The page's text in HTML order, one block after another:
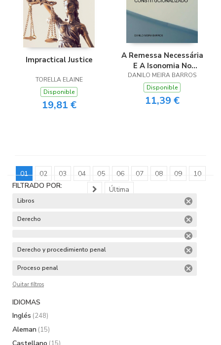
Impractical Justice
TORELLA ELAINE
Disponible
19,81 €
A Remessa Necessária
E A Isonomia No
Direito Processual Civil
Constitucionalizado
DANILO MEIRA BARROS
Disponible
11,39 €
01 02 03 04 05 06 07 08 09
10
Última
FILTRADO POR:
Libros
Derecho
Derecho y procedimiento penal
Proceso penal
Quitar filtros
IDIOMAS
Inglés (248)
Aleman (15)